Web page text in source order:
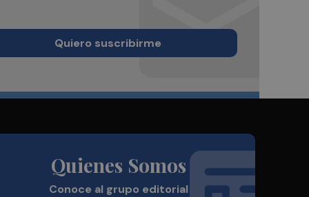
Quiero suscribirme
Quienes Somos
Conoce al grupo editorial